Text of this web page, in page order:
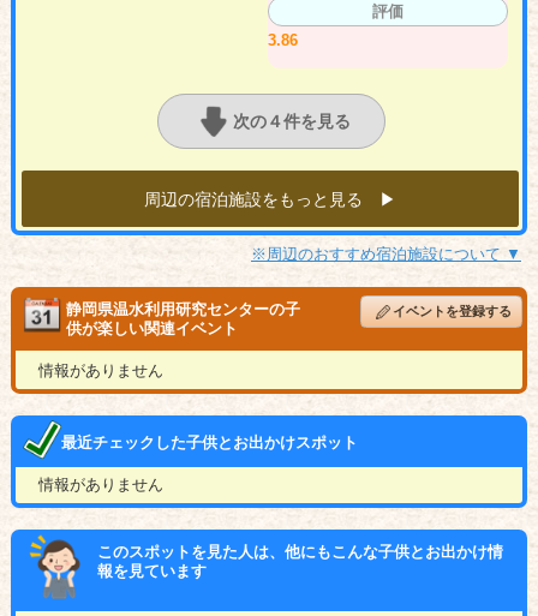
評価
3.86
次の４件を見る
周辺の宿泊施設をもっと見る ▶︎
※周辺のおすすめ宿泊施設について ▼
静岡県温水利用研究センターの子
供が楽しい関連イベント
イベントを登録する
情報がありません
最近チェックした子供とお出かけスポット
情報がありません
このスポットを見た人は、他にもこんな子供とお出かけ情
報を見ています